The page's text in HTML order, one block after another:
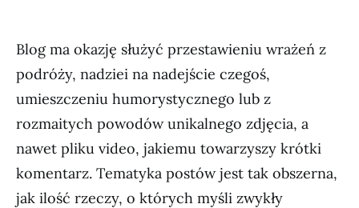
Blog ma okazję służyć przestawieniu wrażeń z
podróży, nadziei na nadejście czegoś,
umieszczeniu humorystycznego lub z
rozmaitych powodów unikalnego zdjęcia, a
nawet pliku video, jakiemu towarzyszy krótki
komentarz. Tematyka postów jest tak obszerna,
jak ilość rzeczy, o których myśli zwykły